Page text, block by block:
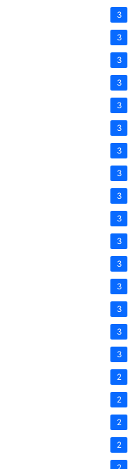
3
3
3
3
3
3
3
3
3
3
3
3
3
3
3
3
2
2
2
2